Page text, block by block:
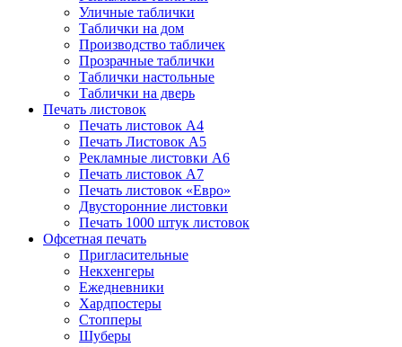
Уличные таблички
Таблички на дом
Производство табличек
Прозрачные таблички
Таблички настольные
Таблички на дверь
Печать листовок
Печать листовок А4
Печать Листовок А5
Рекламные листовки А6
Печать листовок А7
Печать листовок «Евро»
Двусторонние листовки
Печать 1000 штук листовок
Офсетная печать
Пригласительные
Некхенгеры
Ежедневники
Хардпостеры
Стопперы
Шуберы